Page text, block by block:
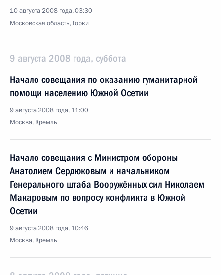
10 августа 2008 года, 03:30
Московская область, Горки
9 августа 2008 года, суббота
Начало совещания по оказанию гуманитарной
помощи населению Южной Осетии
9 августа 2008 года, 11:00
Москва, Кремль
Начало совещания с Министром обороны
Анатолием Сердюковым и начальником
Генерального штаба Вооружённых сил Николаем
Макаровым по вопросу конфликта в Южной
Осетии
9 августа 2008 года, 10:46
Москва, Кремль